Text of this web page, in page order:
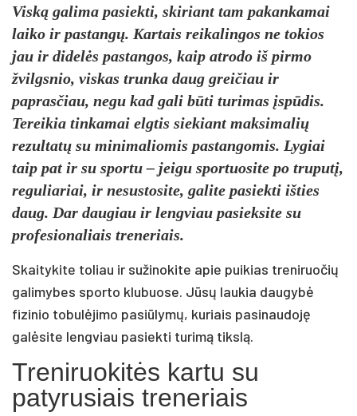
Viską galima pasiekti, skiriant tam pakankamai
laiko ir pastangų. Kartais reikalingos ne tokios
jau ir didelės pastangos, kaip atrodo iš pirmo
žvilgsnio, viskas trunka daug greičiau ir
paprasčiau, negu kad gali būti turimas įspūdis.
Tereikia tinkamai elgtis siekiant maksimalių
rezultatų su minimaliomis pastangomis. Lygiai
taip pat ir su sportu – jeigu sportuosite po truputį,
reguliariai, ir nesustosite, galite pasiekti išties
daug. Dar daugiau ir lengviau pasieksite su
profesionaliais treneriais.
Skaitykite toliau ir sužinokite apie puikias treniruočių
galimybes sporto klubuose. Jūsų laukia daugybė
fizinio tobulėjimo pasiūlymų, kuriais pasinaudoję
galėsite lengviau pasiekti turimą tikslą.
Treniruokitės kartu su
patyrusiais treneriais